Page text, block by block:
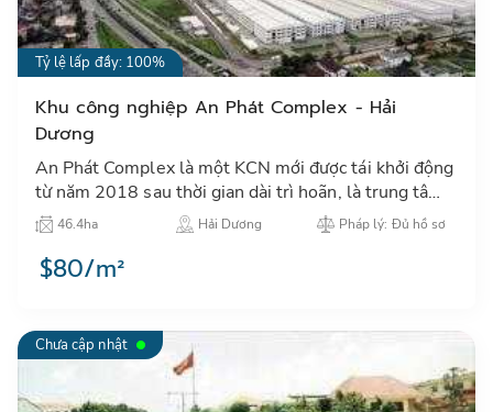
Tỷ lệ lấp đầy: 100%
Khu công nghiệp An Phát Complex - Hải
Dương
An Phát Complex là một KCN mới được tái khởi động
từ năm 2018 sau thời gian dài trì hoãn, là trung tâm
thu hút đầu tư công nghiệp tại khu vực thành phố Hải
Dươn…
46.4ha Hải Dương Pháp lý: Đủ hồ sơ
$80/m²
Chưa cập nhật